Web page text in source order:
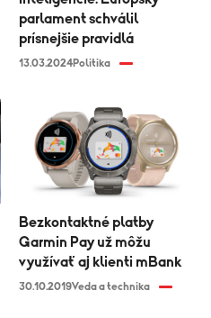
parlament schválil
prísnejšie pravidlá
13.03.2024Politika
Bezkontaktné platby
Garmin Pay už môžu
využívať aj klienti mBank
30.10.2019Veda a technika